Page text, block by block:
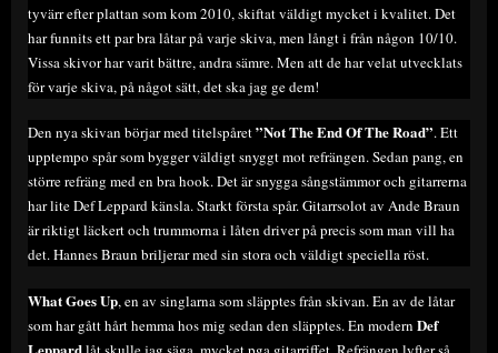
tyvärr efter plattan som kom 2010, skiftat väldigt mycket i kvalitet. Det
har funnits ett par bra låtar på varje skiva, men långt i från någon 10/10.
Vissa skivor har varit bättre, andra sämre. Men att de har velat utvecklats
för varje skiva, på något sätt, det ska jag ge dem!
Den nya skivan börjar med titelspåret”Not The End Of The Road”. Ett
upptempo spår som bygger väldigt snyggt mot refrängen. Sedan pang, en
större refräng med en bra hook. Det är snygga sångstämmor och gitarrerna
har lite Def Leppard känsla. Starkt första spår. Gitarrsolot av Ande Braun
är riktigt läckert och trummorna i låten driver på precis som man vill ha
det. Hannes Braun briljerar med sin stora och väldigt speciella röst.
What Goes Up, en av singlarna som släpptes från skivan. En av de låtar
som har gått hårt hemma hos mig sedan den släpptes. En modern Def